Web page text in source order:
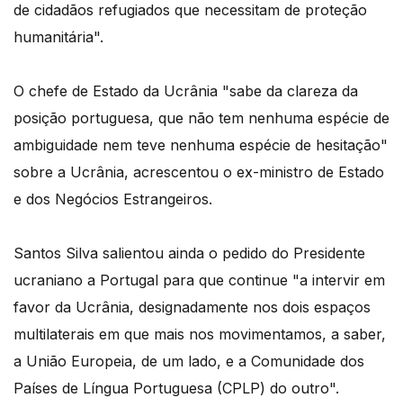
de cidadãos refugiados que necessitam de proteção
humanitária".
O chefe de Estado da Ucrânia "sabe da clareza da
posição portuguesa, que não tem nenhuma espécie de
ambiguidade nem teve nenhuma espécie de hesitação"
sobre a Ucrânia, acrescentou o ex-ministro de Estado
e dos Negócios Estrangeiros.
Santos Silva salientou ainda o pedido do Presidente
ucraniano a Portugal para que continue "a intervir em
favor da Ucrânia, designadamente nos dois espaços
multilaterais em que mais nos movimentamos, a saber,
a União Europeia, de um lado, e a Comunidade dos
Países de Língua Portuguesa (CPLP) do outro".